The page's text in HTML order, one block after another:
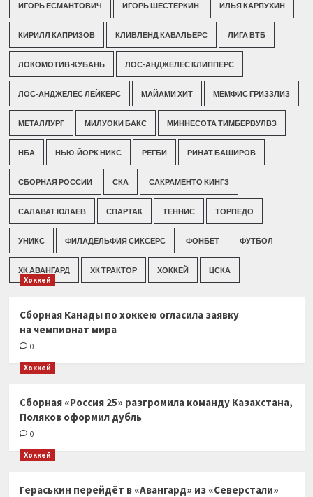
ИГОРЬ ЕСМАНТОВИЧ ИГОРЬ ШЕСТЕРКИН ИЛЬЯ КАРПУХИН
КИРИЛЛ КАПРИЗОВ КЛИВЛЕНД КАВАЛЬЕРС ЛИГА ВТБ
ЛОКОМОТИВ-КУБАНЬ ЛОС-АНДЖЕЛЕС КЛИППЕРС
ЛОС-АНДЖЕЛЕС ЛЕЙКЕРС МАЙАМИ ХИТ МЕМФИС ГРИЗЗЛИЗ
МЕТАЛЛУРГ МИЛУОКИ БАКС МИННЕСОТА ТИМБЕРВУЛВЗ
НБА НЬЮ-ЙОРК НИКС РЕГБИ РИНАТ БАШИРОВ
СБОРНАЯ РОССИИ СКА САКРАМЕНТО КИНГЗ
САЛАВАТ ЮЛАЕВ СПАРТАК ТЕННИС ТОРПЕДО
УНИКС ФИЛАДЕЛЬФИЯ СИКСЕРС ФОНБЕТ ФУТБОЛ
ХК АВАНГАРД ХК ТРАКТОР ХОККЕЙ ЦСКА
Хоккей
Сборная Канады по хоккею огласила заявку
на чемпионат мира
0
Хоккей
Сборная «Россия 25» разгромила команду Казахстана,
Поляков оформил дубль
0
Хоккей
Гераськин перейдёт в «Авангард» из «Северстали»